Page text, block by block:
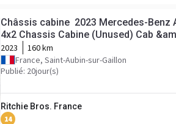
Châssis cabine 2023 Mercedes-Benz
4x2 Chassis Cabine (Unused) Cab
2023
160 km
France, Saint-Aubin-sur-Gaillon
Publié: 20jour(s)
Ritchie Bros. France
14